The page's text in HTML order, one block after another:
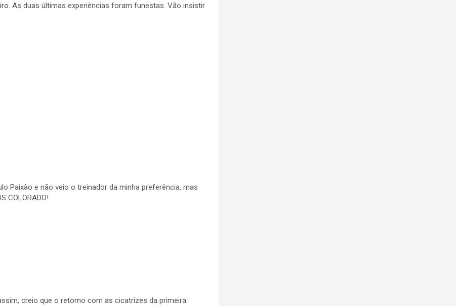
As duas últimas experiências foram funestas. Vão insistir
Paixào e não veio o treinador da minha preferência, mas
COLORADO!
creio que o retorno com as cicatrizes da primeira